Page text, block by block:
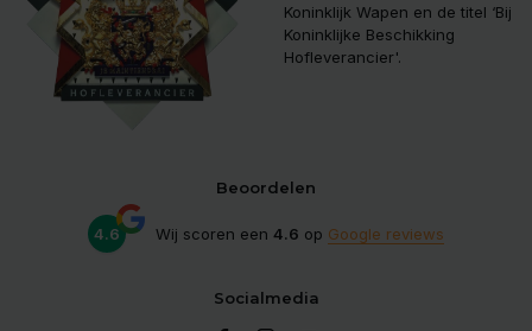
Koninklijk Wapen en de titel ‘Bij
Koninklijke Beschikking
Hofleverancier'.
Beoordelen
4.6 Wij scoren een 4.6 op Google reviews
Socialmedia